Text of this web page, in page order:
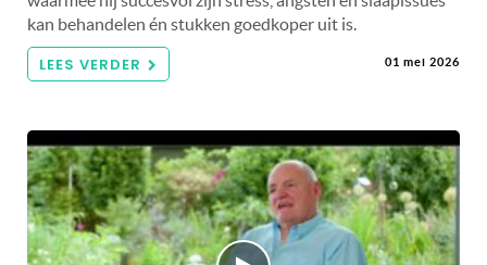
kan behandelen én stukken goedkoper uit is.
LEES VERDER 01 mei 2026